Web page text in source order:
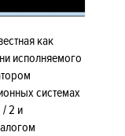
как
исполняемого
системах
/ 2 и